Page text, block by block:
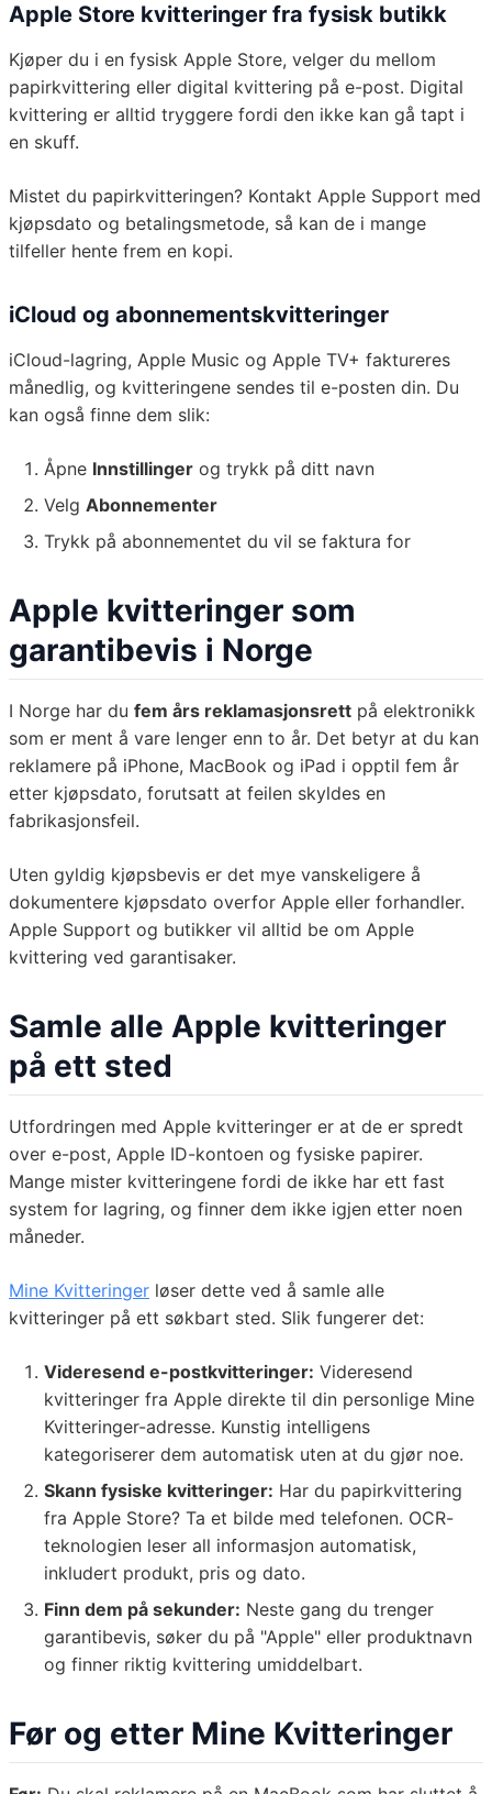
Apple Store kvitteringer fra fysisk butikk
Kjøper du i en fysisk Apple Store, velger du mellom
papirkvittering eller digital kvittering på e-post. Digital
kvittering er alltid tryggere fordi den ikke kan gå tapt i
en skuff.
Mistet du papirkvitteringen? Kontakt Apple Support med
kjøpsdato og betalingsmetode, så kan de i mange
tilfeller hente frem en kopi.
iCloud og abonnementskvitteringer
iCloud-lagring, Apple Music og Apple TV+ faktureres
månedlig, og kvitteringene sendes til e-posten din. Du
kan også finne dem slik:
Åpne Innstillinger og trykk på ditt navn
Velg Abonnementer
Trykk på abonnementet du vil se faktura for
Apple kvitteringer som
garantibevis i Norge
I Norge har du fem års reklamasjonsrett på elektronikk
som er ment å vare lenger enn to år. Det betyr at du kan
reklamere på iPhone, MacBook og iPad i opptil fem år
etter kjøpsdato, forutsatt at feilen skyldes en
fabrikasjonsfeil.
Uten gyldig kjøpsbevis er det mye vanskeligere å
dokumentere kjøpsdato overfor Apple eller forhandler.
Apple Support og butikker vil alltid be om Apple
kvittering ved garantisaker.
Samle alle Apple kvitteringer
på ett sted
Utfordringen med Apple kvitteringer er at de er spredt
over e-post, Apple ID-kontoen og fysiske papirer.
Mange mister kvitteringene fordi de ikke har ett fast
system for lagring, og finner dem ikke igjen etter noen
måneder.
Mine Kvitteringer løser dette ved å samle alle
kvitteringer på ett søkbart sted. Slik fungerer det:
Videresend e-postkvitteringer: Videresend
kvitteringer fra Apple direkte til din personlige Mine
Kvitteringer-adresse. Kunstig intelligens
kategoriserer dem automatisk uten at du gjør noe.
Skann fysiske kvitteringer: Har du papirkvittering
fra Apple Store? Ta et bilde med telefonen. OCR-
teknologien leser all informasjon automatisk,
inkludert produkt, pris og dato.
Finn dem på sekunder: Neste gang du trenger
garantibevis, søker du på "Apple" eller produktnavn
og finner riktig kvittering umiddelbart.
Før og etter Mine Kvitteringer